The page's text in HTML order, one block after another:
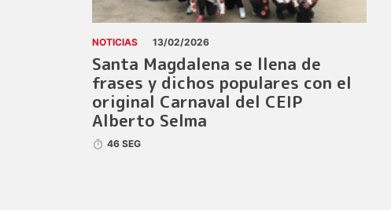
NOTICIAS 13/02/2026
Santa Magdalena se llena de
frases y dichos populares con el
original Carnaval del CEIP
Alberto Selma
46 SEG